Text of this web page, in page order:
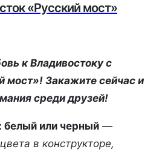
«Русский мост»
к Владивостоку с
мост»! Закажите сейчас и
среди друзей!
белый или черный —
в конструкторе,